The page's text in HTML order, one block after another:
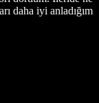
daha iyi anladığım